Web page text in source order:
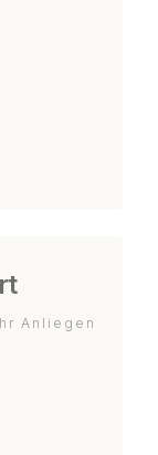
Anliegen